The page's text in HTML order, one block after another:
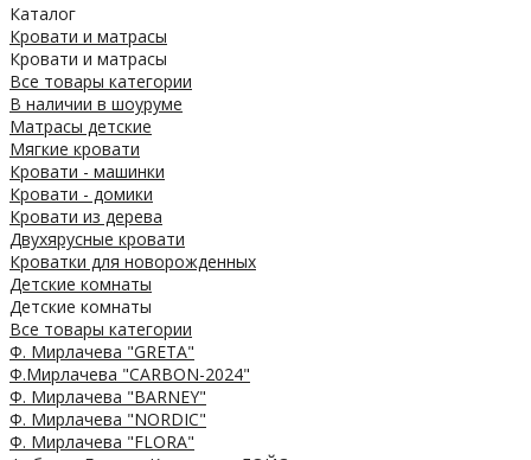
Каталог
Кровати и матрасы
Кровати и матрасы
Все товары категории
В наличии в шоуруме
Матрасы детские
Мягкие кровати
Кровати - машинки
Кровати - домики
Кровати из дерева
Двухярусные кровати
Кроватки для новорожденных
Детские комнаты
Детские комнаты
Все товары категории
Ф. Мирлачева "GRETA"
Ф.Мирлачева "CARBON-2024"
Ф. Мирлачева "BARNEY"
Ф. Мирлачева "NORDIC"
Ф. Мирлачева "FLORA"